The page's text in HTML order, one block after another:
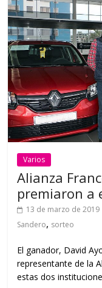
Varios
Alianza
premiaron a
13 de marzo de 2019
Sandero, sorteo
El ganador, David
representante de la
estas dos